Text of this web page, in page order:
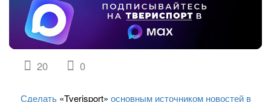
20 0
Сделать «Tverisport» основным источником новостей в